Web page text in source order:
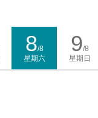
8/8
星期六
9/8
星期日